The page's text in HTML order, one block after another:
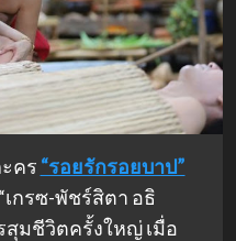
คร “รอยรักรอยบาป”
เกรซ-พัชร์สิตา อธิ
มชีวิตครั้งใหญ่ เมื่อ